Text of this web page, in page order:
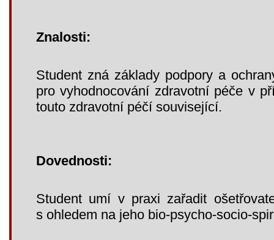
Znalosti:
Student zná základy podpory a
pro vyhodnocování zdravotní péče v
touto zdravotní péčí související.
Dovednosti:
Student umí v praxi zařadit
s ohledem na jeho bio-psycho-socio-